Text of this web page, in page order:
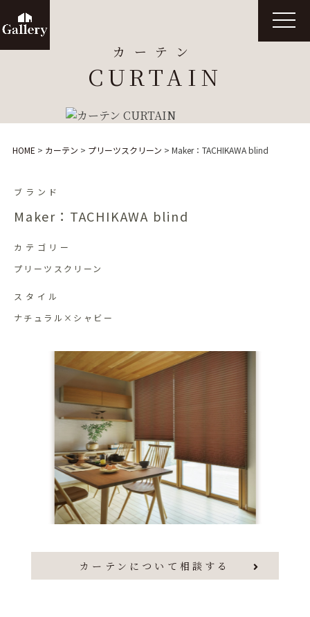
カーテン
CURTAIN
t
o
g
HOME > カーテン > プリーツスクリーン > Maker：TACHIKAWA blind
ブランド
Maker：TACHIKAWA blind
カテゴリー
プリーツスクリーン
スタイル
ナチュラル×シャビー
カーテンについて相談する